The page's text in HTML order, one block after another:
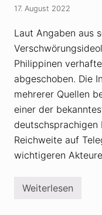
n
s
i
d
e
o
l
g
e
O
l
v
e
r
n
17. August 2022
Laut Angaben aus
Philippinen
abgeschoben. Die
mehrerer Quellen
einer der
deutschsprachigen
Reichweite auf
wichtigeren
V
Weiterlesen